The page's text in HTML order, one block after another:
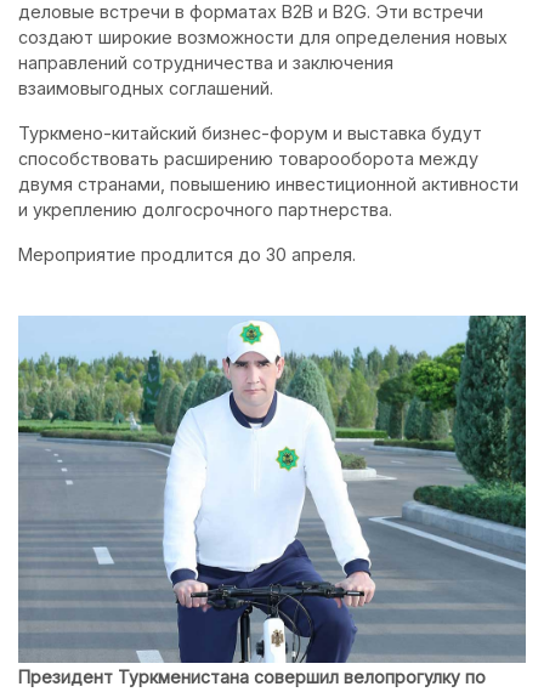
деловые встречи в форматах B2B и B2G. Эти встречи
создают широкие возможности для определения новых
направлений сотрудничества и заключения
взаимовыгодных соглашений.
Туркмено-китайский бизнес-форум и выставка будут
способствовать расширению товарооборота между
двумя странами, повышению инвестиционной активности
и укреплению долгосрочного партнерства.
Мероприятие продлится до 30 апреля.
Президент Туркменистана совершил велопрогулку по